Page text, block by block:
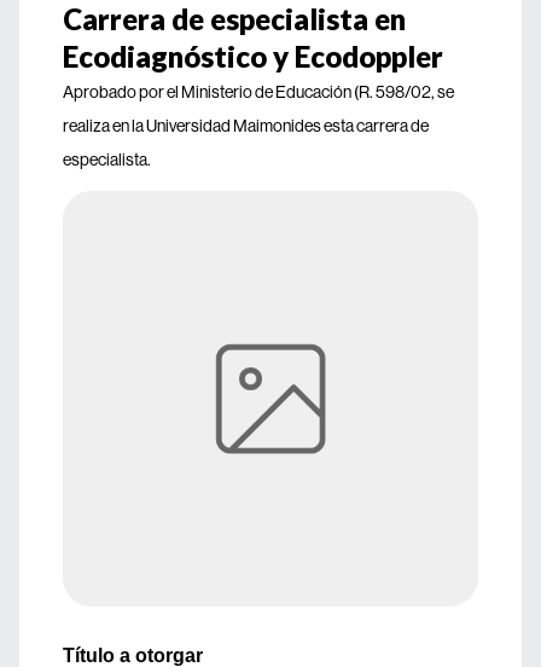
Carrera de especialista en
Ecodiagnóstico y Ecodoppler
Aprobado por el Ministerio de Educación (R. 598/02, se
realiza en la Universidad Maimonides esta carrera de
especialista.
Título a otorgar